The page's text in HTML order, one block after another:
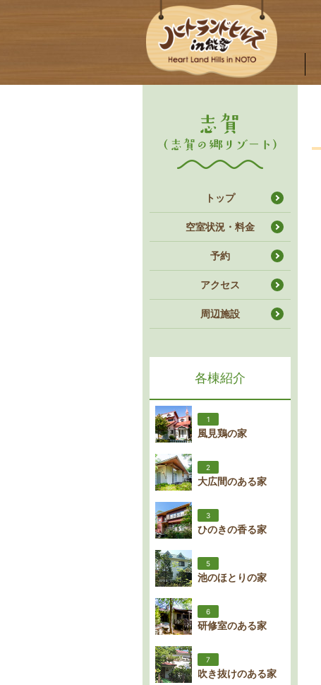
トップ
空室状況・料金
予約
アクセス
周辺施設
各棟紹介
1
風見鶏の家
2
大広間のある家
3
ひのきの香る家
5
池のほとりの家
6
研修室のある家
7
吹き抜けのある家